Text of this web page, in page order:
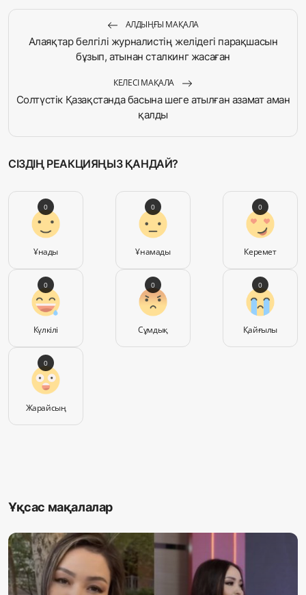
АЛДЫҢҒЫ МАҚАЛА
Алаяқтар белгілі журналистің желідегі парақшасын
бұзып, атынан сталкинг жасаған
КЕЛЕСІ МАҚАЛА
Солтүстік Қазақстанда басына шеге атылған азамат аман
қалды
СІЗДІҢ РЕАКЦИЯҢЫЗ ҚАНДАЙ?
Ұнады
0
Ұнамады
0
Керемет
0
Күлкілі
0
Сұмдық
0
Қайғылы
0
Жарайсың
0
Ұқсас мақалалар